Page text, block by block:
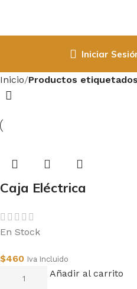
Iniciar
Inicio Productos
Caja Eléctrica
Loza Naranja 20mm
En Stock
$460 Iva Incluido
Añadir al carrito